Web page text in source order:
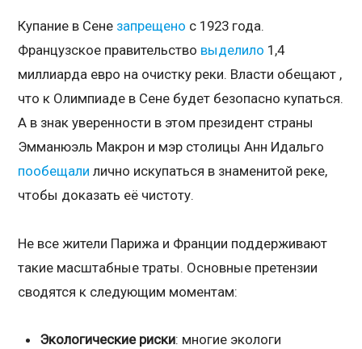
Купание в Сене запрещено с 1923 года.
Французское правительство выделило 1,4
миллиарда евро на очистку реки. Власти обещают ,
что к Олимпиаде в Сене будет безопасно купаться.
А в знак уверенности в этом президент страны
Эмманюэль Макрон и мэр столицы Анн Идальго
пообещали лично искупаться в знаменитой реке,
чтобы доказать её чистоту.
Не все жители Парижа и Франции поддерживают
такие масштабные траты. Основные претензии
сводятся к следующим моментам:
Экологические риски: многие экологи